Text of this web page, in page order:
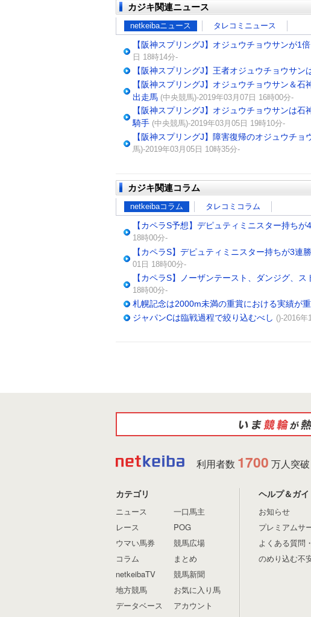
カジキ関連ニュース
netkeibaニュース タレコミニュース
【阪神スプリングJ】オジュウチョウサンが1
日 18時14分-
【阪神スプリングJ】王者オジュウチョウサン
【阪神スプリングJ】オジュウチョウサン＆
出走馬 (中央競馬)-2019年03月07日 16時00分-
【阪神スプリングJ】オジュウチョウサンは
騎手 (中央競馬)-2019年03月05日 19時10分-
【阪神スプリングJ】障害復帰のオジュウチ
馬)-2019年03月05日 10時35分-
カジキ関連コラム
netkeibaコラム タレコミコラム
【カペラS予想】デピュティミニスター持ち
18時00分-
【カペラS】デピュティミニスター持ちが3
01日 18時00分-
【カペラS】ノーザンテースト、ダンジグ、
18時00分-
札幌記念は2000m未満の重賞における実績が
ジャパンCは臨戦過程で絞り込むべし ()-2016年
利用者数 1700 万人突破
カテゴリ
ニュース
レース
ウマい馬券
コラム
netkeibaTV
地方競馬
データベース
一口馬主
POG
競馬広場
まとめ
競馬新聞
お気に入り馬
アカウント
ヘルプ＆ガイ
お知らせ
プレミアムサ
よくある質問
のめり込む不